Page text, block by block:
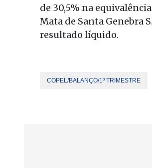
de 30,5% na
Mata de Santa Genebra
resultado líquido.
COPEL/BALANÇO/1º TRIMESTRE